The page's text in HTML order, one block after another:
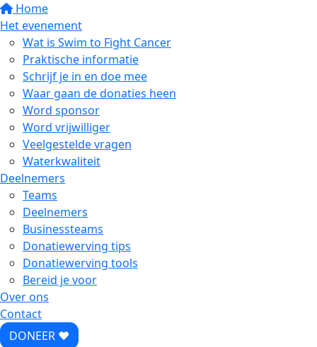
Home
Het evenement
Wat is Swim to Fight Cancer
Praktische informatie
Schrijf je in en doe mee
Waar gaan de donaties heen
Word sponsor
Word vrijwilliger
Veelgestelde vragen
Waterkwaliteit
Deelnemers
Teams
Deelnemers
Businessteams
Donatiewerving tips
Donatiewerving tools
Bereid je voor
Over ons
Contact
DONEER ♥